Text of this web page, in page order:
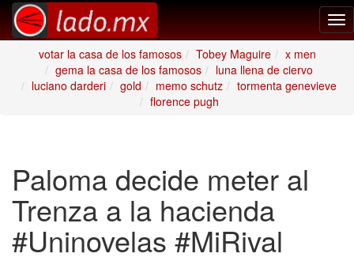
votar la casa de los famosos
Tobey Maguire
x men
gema la casa de los famosos
luna llena de ciervo
luciano darderi
gold memo schutz
tormenta genevieve
florence pugh
Paloma decide meter al
Trenza a la hacienda
#Uninovelas #MiRival